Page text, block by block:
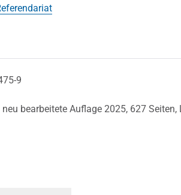
9
neu bearbeitete Auflage 2025, 627 Seiten,